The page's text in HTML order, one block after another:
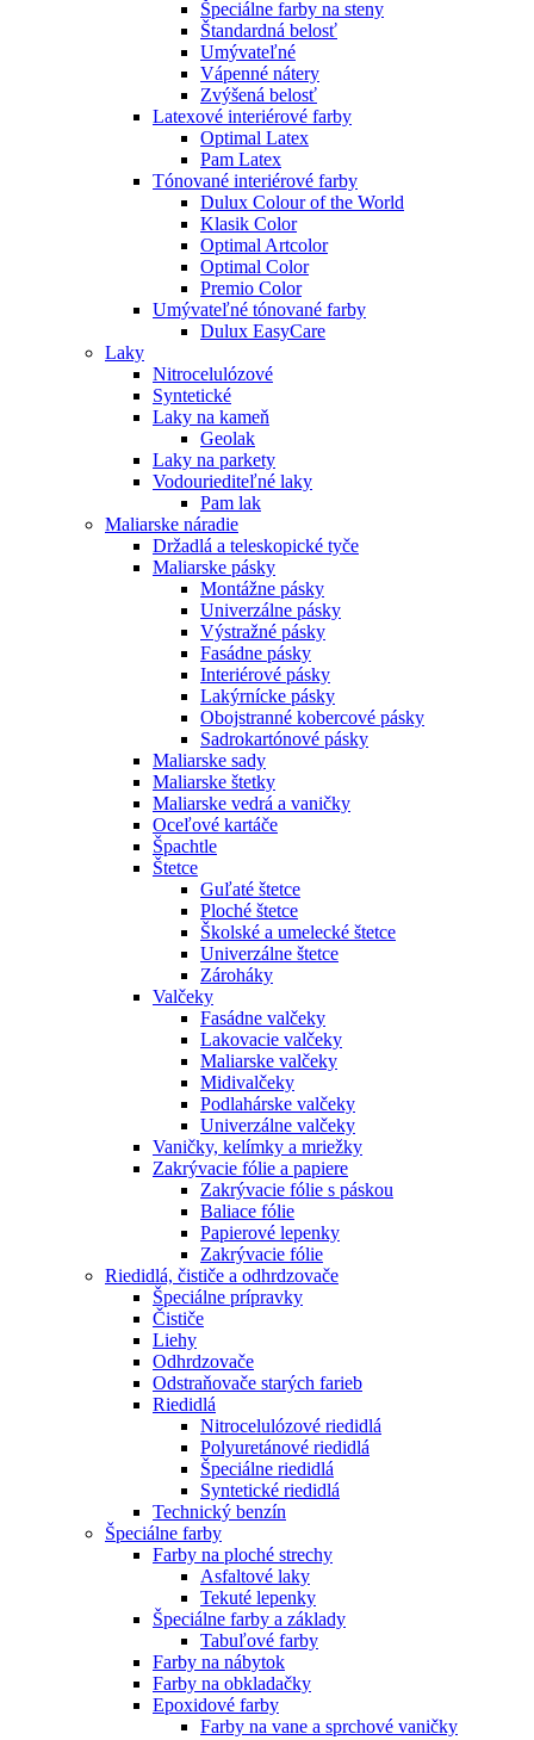
Špeciálne farby na steny
Štandardná belosť
Umývateľné
Vápenné nátery
Zvýšená belosť
Latexové interiérové farby
Optimal Latex
Pam Latex
Tónované interiérové farby
Dulux Colour of the World
Klasik Color
Optimal Artcolor
Optimal Color
Premio Color
Umývateľné tónované farby
Dulux EasyCare
Laky
Nitrocelulózové
Syntetické
Laky na kameň
Geolak
Laky na parkety
Vodouriediteľné laky
Pam lak
Maliarske náradie
Držadlá a teleskopické tyče
Maliarske pásky
Montážne pásky
Univerzálne pásky
Výstražné pásky
Fasádne pásky
Interiérové pásky
Lakýrnícke pásky
Obojstranné kobercové pásky
Sadrokartónové pásky
Maliarske sady
Maliarske štetky
Maliarske vedrá a vaničky
Oceľové kartáče
Špachtle
Štetce
Guľaté štetce
Ploché štetce
Školské a umelecké štetce
Univerzálne štetce
Zároháky
Valčeky
Fasádne valčeky
Lakovacie valčeky
Maliarske valčeky
Midivalčeky
Podlahárske valčeky
Univerzálne valčeky
Vaničky, kelímky a mriežky
Zakrývacie fólie a papiere
Zakrývacie fólie s páskou
Baliace fólie
Papierové lepenky
Zakrývacie fólie
Riedidlá, čističe a odhrdzovače
Špeciálne prípravky
Čističe
Liehy
Odhrdzovače
Odstraňovače starých farieb
Riedidlá
Nitrocelulózové riedidlá
Polyuretánové riedidlá
Špeciálne riedidlá
Syntetické riedidlá
Technický benzín
Špeciálne farby
Farby na ploché strechy
Asfaltové laky
Tekuté lepenky
Špeciálne farby a základy
Tabuľové farby
Farby na nábytok
Farby na obkladačky
Epoxidové farby
Farby na vane a sprchové vaničky